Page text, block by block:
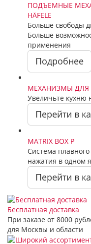
ПОДЪЕМНЫЕ
HÄFELE
Больше свободы
Больше
применения
Подробнее
МЕХАНИЗМЫ
Увеличьте кухню
Перейти в
MATRIX BOX P
Cистема
нажатия в одном
Перейти в
Бесплатная доставка
При заказе от 8000
для Москвы и области